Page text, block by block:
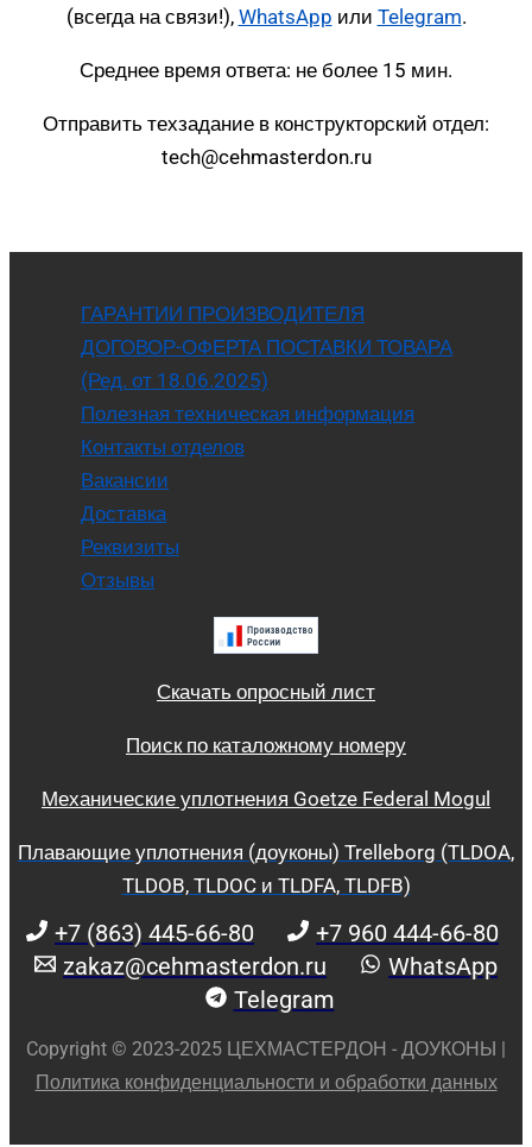
(всегда на связи!), WhatsApp или Telegram.
Среднее время ответа: не более 15 мин.
Отправить техзадание в конструкторский отдел:
tech@cehmasterdon.ru
ГАРАНТИИ ПРОИЗВОДИТЕЛЯ
ДОГОВОР-ОФЕРТА ПОСТАВКИ ТОВАРА
(Ред. от 18.06.2025)
Полезная техническая информация
Контакты отделов
Вакансии
Доставка
Реквизиты
Отзывы
Скачать опросный лист
Поиск по каталожному номеру
Механические уплотнения Goetze Federal Mogul
Плавающие уплотнения (доуконы) Trelleborg (TLDOA,
TLDOB, TLDOC и TLDFA, TLDFB)
+7 (863) 445-66-80
+7 960 444-66-80
zakaz@cehmasterdon.ru
WhatsApp
Telegram
Copyright © 2023-2025 ЦЕХМАСТЕРДОН - ДОУКОНЫ |
Политика конфиденциальности и обработки данных